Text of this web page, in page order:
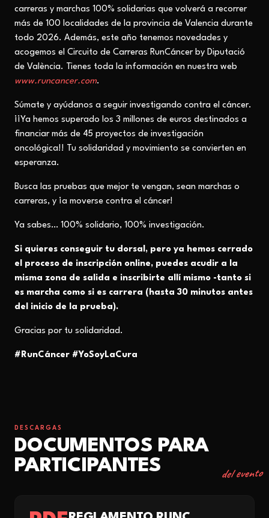
carreras y marchas 100% solidarias que volverá a recorrer
más de 100 localidades de la provincia de Valencia durante
todo 2026. Además, este año tenemos novedades y
acogemos el Circuito de Carreras RunCáncer by Diputació
de València. Tienes toda la información en nuestra web
www.runcancer.com.
Súmate y ayúdanos a seguir investigando contra el cáncer.
¡¡Ya hemos superado los 3 millones de euros destinados a
financiar más de 45 proyectos de investigación
oncológica!! Tu solidaridad y movimiento se convierten en
esperanza.
Busca las pruebas que mejor te vengan, sean marchas o
carreras, y ¡a moverse contra el cáncer!
Ya sabes… 100% solidario, 100% investigación.
Si quieres conseguir tu dorsal, pero ya hemos cerrado
el proceso de inscripción online, puedes acudir a la
misma zona de salida e inscribirte allí mismo -tanto si
es marcha como si es carrera (hasta 30 minutos antes
del inicio de la prueba).
Gracias por tu solidaridad.
#RunCáncer #YoSoyLaCura
DESCARGAS
DOCUMENTOS PARA
PARTICIPANTES
del evento